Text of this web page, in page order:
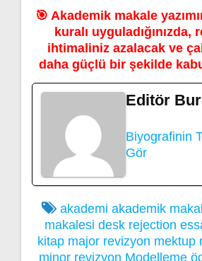
🎯 Akademik makale
kuralı uyguladığınızda,
ihtimaliniz azalacak ve
daha güçlü bir şekilde
Editör
Biyografinin
Gör
akademi akademik
makalesi desk rejection
kitap major revizyon mektup
minor revizyon Modelleme